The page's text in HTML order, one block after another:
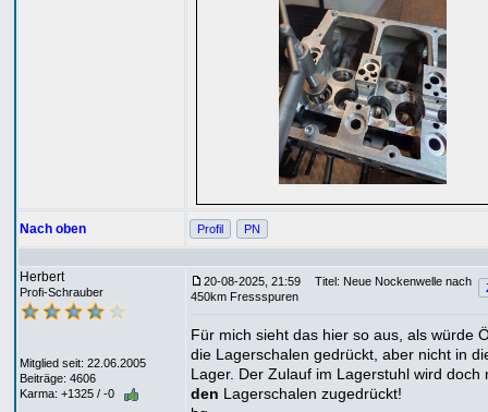
Nach oben Profil PN
Herbert
Profi-Schrauber
Mitglied seit: 22.06.2005
Beiträge: 4606
Karma: +1325 / -0
20-08-2025, 21:59
Titel: Neue Nockenwelle nach
450km Fressspuren
Für mich sieht das hier so aus, als würde
die Lagerschalen gedrückt, aber nicht in
Lager. Der Zulauf im Lagerstuhl wird doch
den Lagerschalen zugedrückt!